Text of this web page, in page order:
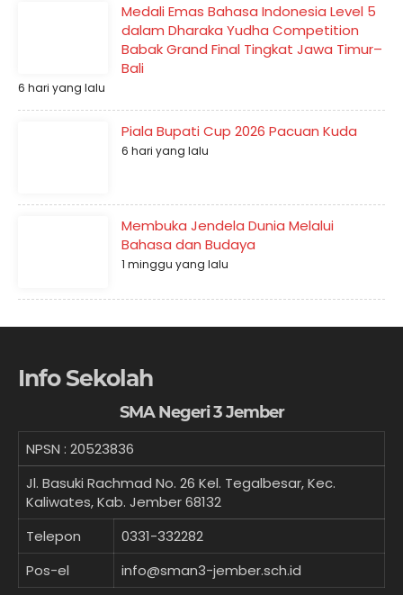
Medali Emas Bahasa Indonesia Level 5
dalam Dharaka Yudha Competition
Babak Grand Final Tingkat Jawa Timur–
Bali
6 hari yang lalu
Piala Bupati Cup 2026 Pacuan Kuda
6 hari yang lalu
Membuka Jendela Dunia Melalui
Bahasa dan Budaya
1 minggu yang lalu
Info Sekolah
SMA Negeri 3 Jember
NPSN : 20523836
Jl. Basuki Rachmad No. 26 Kel. Tegalbesar, Kec.
Kaliwates, Kab. Jember 68132
Telepon
0331-332282
Pos-el
info@sman3-jember.sch.id